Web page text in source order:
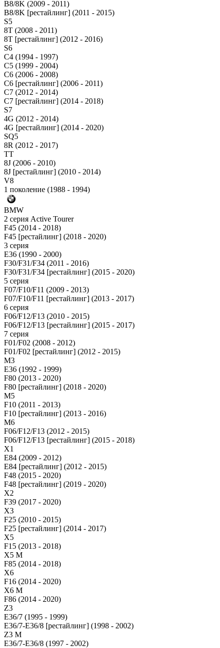
B8/8K (2009 - 2011)
B8/8K [рестайлинг] (2011 - 2015)
S5
8T (2008 - 2011)
8T [рестайлинг] (2012 - 2016)
S6
C4 (1994 - 1997)
C5 (1999 - 2004)
C6 (2006 - 2008)
C6 [рестайлинг] (2006 - 2011)
C7 (2012 - 2014)
C7 [рестайлинг] (2014 - 2018)
S7
4G (2012 - 2014)
4G [рестайлинг] (2014 - 2020)
SQ5
8R (2012 - 2017)
TT
8J (2006 - 2010)
8J [рестайлинг] (2010 - 2014)
V8
1 поколение (1988 - 1994)
BMW
2 серия Active Tourer
F45 (2014 - 2018)
F45 [рестайлинг] (2018 - 2020)
3 серия
E36 (1990 - 2000)
F30/F31/F34 (2011 - 2016)
F30/F31/F34 [рестайлинг] (2015 - 2020)
5 серия
F07/F10/F11 (2009 - 2013)
F07/F10/F11 [рестайлинг] (2013 - 2017)
6 серия
F06/F12/F13 (2010 - 2015)
F06/F12/F13 [рестайлинг] (2015 - 2017)
7 серия
F01/F02 (2008 - 2012)
F01/F02 [рестайлинг] (2012 - 2015)
M3
E36 (1992 - 1999)
F80 (2013 - 2020)
F80 [рестайлинг] (2018 - 2020)
М5
F10 (2011 - 2013)
F10 [рестайлинг] (2013 - 2016)
M6
F06/F12/F13 (2012 - 2015)
F06/F12/F13 [рестайлинг] (2015 - 2018)
X1
E84 (2009 - 2012)
E84 [рестайлинг] (2012 - 2015)
F48 (2015 - 2020)
F48 [рестайлинг] (2019 - 2020)
X2
F39 (2017 - 2020)
X3
F25 (2010 - 2015)
F25 [рестайлинг] (2014 - 2017)
X5
F15 (2013 - 2018)
X5 M
F85 (2014 - 2018)
X6
F16 (2014 - 2020)
X6 M
F86 (2014 - 2020)
Z3
E36/7 (1995 - 1999)
E36/7-E36/8 [рестайлинг] (1998 - 2002)
Z3 M
E36/7-E36/8 (1997 - 2002)